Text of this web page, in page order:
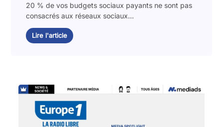
20 % de vos budgets sociaux payants ne sont pas
consacrés aux réseaux sociaux...
Lire l'article